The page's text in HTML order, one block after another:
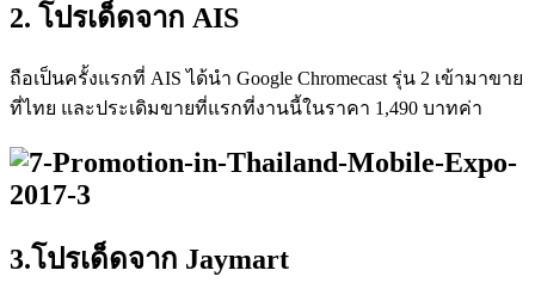
2. โปรเด็ดจาก AIS
ถือเป็นครั้งแรกที่ AIS ได้นำ Google Chromecast รุ่น 2 เข้ามาขาย
ที่ไทย และประเดิมขายที่แรกที่งานนี้ในราคา 1,490 บาทค่า
3.โปรเด็ดจาก Jaymart